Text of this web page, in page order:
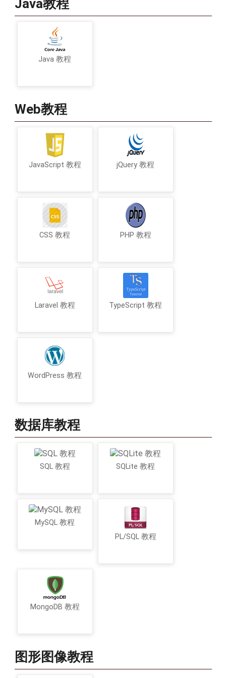
Java教程
Java 教程
Web教程
JavaScript 教程 jQuery 教程
CSS 教程 PHP 教程
Laravel 教程 TypeScript 教程
WordPress 教程
数据库教程
SQL 教程 SQLite 教程
MySQL 教程
PL/SQL 教程
MongoDB 教程
图形图像教程